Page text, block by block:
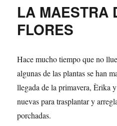
LA MAESTRA
FLORES
Hace mucho tiempo que no
algunas de las plantas se han
llegada de la primavera, Èrika
nuevas para trasplantar y
porchadas.